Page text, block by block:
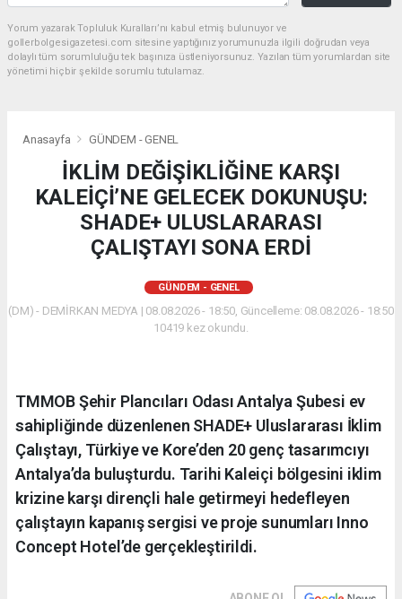
Yorum yazarak Topluluk Kuralları’nı kabul etmiş bulunuyor ve
gollerbolgesigazetesi.com sitesine yaptığınız yorumunuzla ilgili doğrudan veya
dolaylı tüm sorumluluğu tek başınıza üstleniyorsunuz. Yazılan tüm yorumlardan site
yönetimi hiçbir şekilde sorumlu tutulamaz.
Anasayfa GÜNDEM - GENEL
İKLİM DEĞİŞİKLİĞİNE KARŞI
KALEİÇİ’NE GELECEK DOKUNUŞU:
SHADE+ ULUSLARARASI
ÇALIŞTAYI SONA ERDİ
GÜNDEM - GENEL
(DM) - DEMİRKAN MEDYA | 08.08.2026 - 18:50, Güncelleme: 08.08.2026 - 18:50
10419 kez okundu.
​TMMOB Şehir Plancıları Odası Antalya Şubesi ev
sahipliğinde düzenlenen SHADE+ Uluslararası İklim
Çalıştayı, Türkiye ve Kore’den 20 genç tasarımcıyı
Antalya’da buluşturdu. Tarihi Kaleiçi bölgesini iklim
krizine karşı dirençli hale getirmeyi hedefleyen
çalıştayın kapanış sergisi ve proje sunumları Inno
Concept Hotel’de gerçekleştirildi.